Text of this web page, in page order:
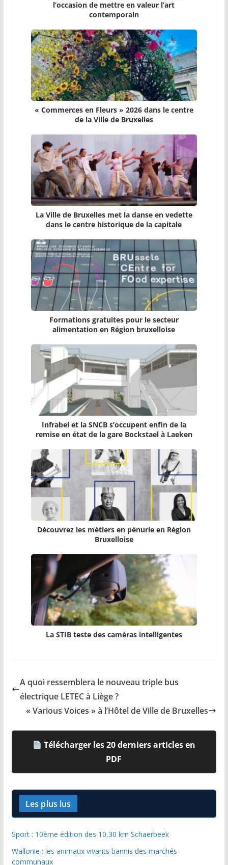
l’occasion de mettre en valeur l’art
contemporain
« Commerces en Fleurs » 2026 dans le centre
de la Ville de Bruxelles
La Ville de Bruxelles met la danse en vedette
dans le centre historique de la capitale
Formations gratuites pour le secteur
alimentation en Région bruxelloise
Infrabel et la SNCB s’occupent enfin de la
remise en état de la gare Bockstael à Laeken
Découvrez les métiers en pénurie en Région
Bruxelloise
La STIB teste des caméras intelligentes
A quoi ressemblera le nouveau triple bus
électrique LETEC à Liège ?
« Various Voices » à l’Hôtel de Ville de Bruxelles
Télécharger les 20 derniers articles en
PDF
Les plus lus
Sport : 10ème édition des 10,30 km Schaerbeek
Wallonie : les animaux vivants bannis des marchés
communaux